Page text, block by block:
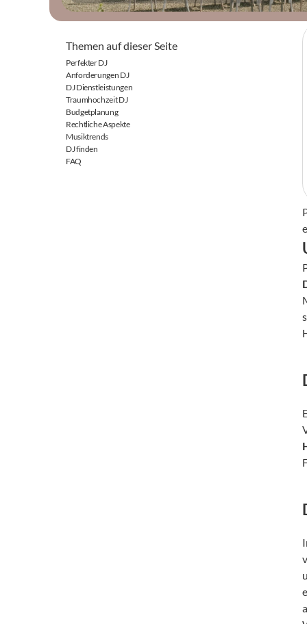
Themen auf dieser Seite
Perfekter DJ
Anforderungen DJ
DJ Dienstleistungen
Traumhochzeit DJ
Budgetplanung
Rechtliche Aspekte
Musiktrends
DJ finden
FAQ